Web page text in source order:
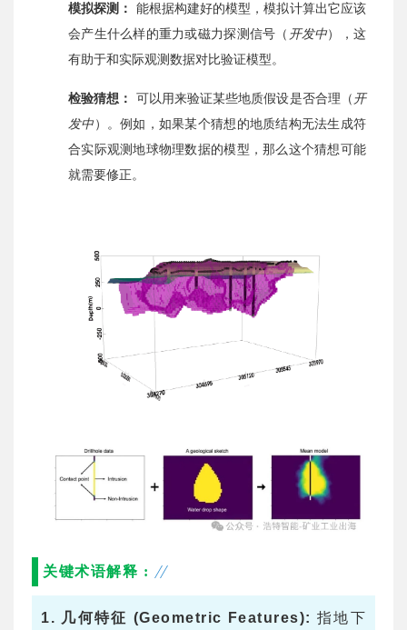
模拟探测：
能根据构建好的模型，模拟计算出它应该
会产生什么样的重力或磁力探测信号（ 开发中），这
有助于和实际观测数据对比验证模型。
检验猜想： 可以用来验证某些地质假设是否合理（ 开
发中）。例如，如果某个猜想的地质结构无法生成符
合实际观测地球物理数据的模型，那么这个猜想可能
就需要修正。
关键术语解释 :
1. 几何特征 (Geometric Features): 指地下